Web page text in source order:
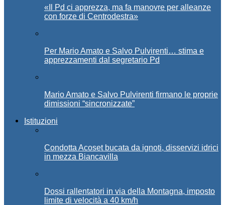
«Il Pd ci apprezza, ma fa manovre per alleanze
con forze di Centrodestra»
Per Mario Amato e Salvo Pulvirenti… stima e
apprezzamenti dal segretario Pd
Mario Amato e Salvo Pulvirenti firmano le proprie
dimissioni “sincronizzate”
Istituzioni
Condotta Acoset bucata da ignoti, disservizi idrici
in mezza Biancavilla
Dossi rallentatori in via della Montagna, imposto
limite di velocità a 40 km/h